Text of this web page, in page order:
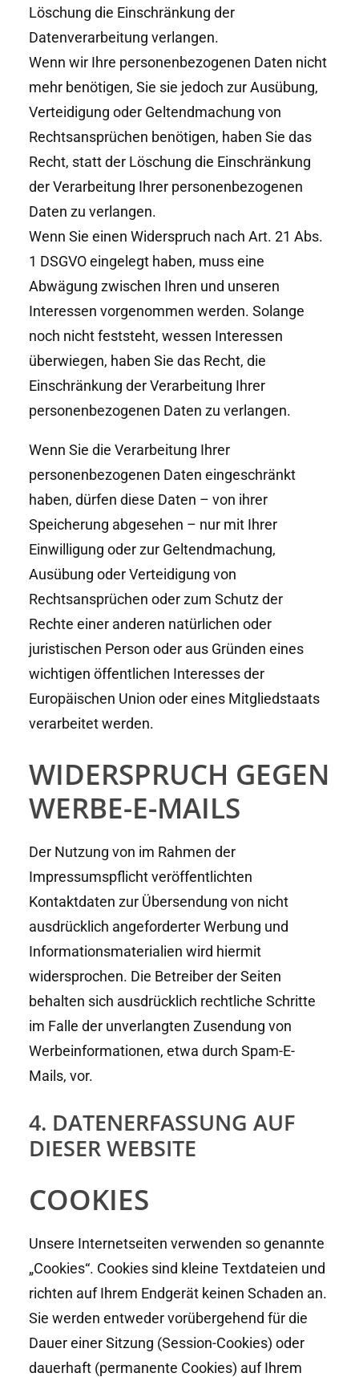
Löschung die Einschränkung der
Datenverarbeitung verlangen.
Wenn wir Ihre personenbezogenen Daten nicht
mehr benötigen, Sie sie jedoch zur Ausübung,
Verteidigung oder Geltendmachung von
Rechtsansprüchen benötigen, haben Sie das
Recht, statt der Löschung die Einschränkung
der Verarbeitung Ihrer personenbezogenen
Daten zu verlangen.
Wenn Sie einen Widerspruch nach Art. 21 Abs.
1 DSGVO eingelegt haben, muss eine
Abwägung zwischen Ihren und unseren
Interessen vorgenommen werden. Solange
noch nicht feststeht, wessen Interessen
überwiegen, haben Sie das Recht, die
Einschränkung der Verarbeitung Ihrer
personenbezogenen Daten zu verlangen.
Wenn Sie die Verarbeitung Ihrer
personenbezogenen Daten eingeschränkt
haben, dürfen diese Daten – von ihrer
Speicherung abgesehen – nur mit Ihrer
Einwilligung oder zur Geltendmachung,
Ausübung oder Verteidigung von
Rechtsansprüchen oder zum Schutz der
Rechte einer anderen natürlichen oder
juristischen Person oder aus Gründen eines
wichtigen öffentlichen Interesses der
Europäischen Union oder eines Mitgliedstaats
verarbeitet werden.
WIDERSPRUCH GEGEN
WERBE-E-MAILS
Der Nutzung von im Rahmen der
Impressumspflicht veröffentlichten
Kontaktdaten zur Übersendung von nicht
ausdrücklich angeforderter Werbung und
Informationsmaterialien wird hiermit
widersprochen. Die Betreiber der Seiten
behalten sich ausdrücklich rechtliche Schritte
im Falle der unverlangten Zusendung von
Werbeinformationen, etwa durch Spam-E-
Mails, vor.
4. DATENERFASSUNG AUF
DIESER WEBSITE
COOKIES
Unsere Internetseiten verwenden so genannte
„Cookies“. Cookies sind kleine Textdateien und
richten auf Ihrem Endgerät keinen Schaden an.
Sie werden entweder vorübergehend für die
Dauer einer Sitzung (Session-Cookies) oder
dauerhaft (permanente Cookies) auf Ihrem